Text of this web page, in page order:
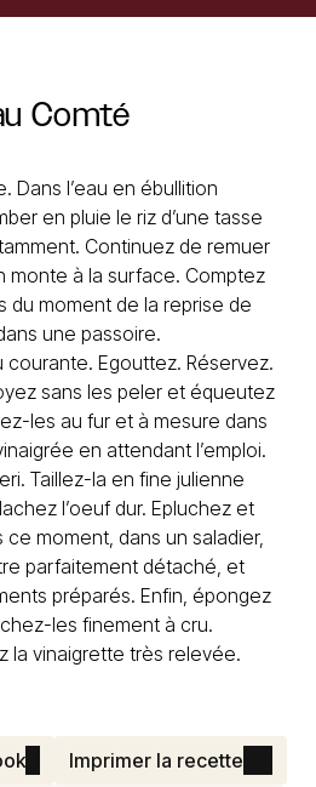
Comté
Dans l’eau en ébullition
en pluie le riz d’une tasse
Continuez de remuer
monte à la surface. Comptez
du moment de la reprise de
une passoire.
courante. Egouttez. Réservez.
sans les peler et équeutez
les au fur et à mesure dans
en attendant l’emploi.
Taillez-la en fine julienne
l’oeuf dur. Epluchez et
ce moment, dans un saladier,
parfaitement détaché, et
préparés. Enfin, épongez
les finement à cru.
la vinaigrette très relevée.
Imprimer la recette